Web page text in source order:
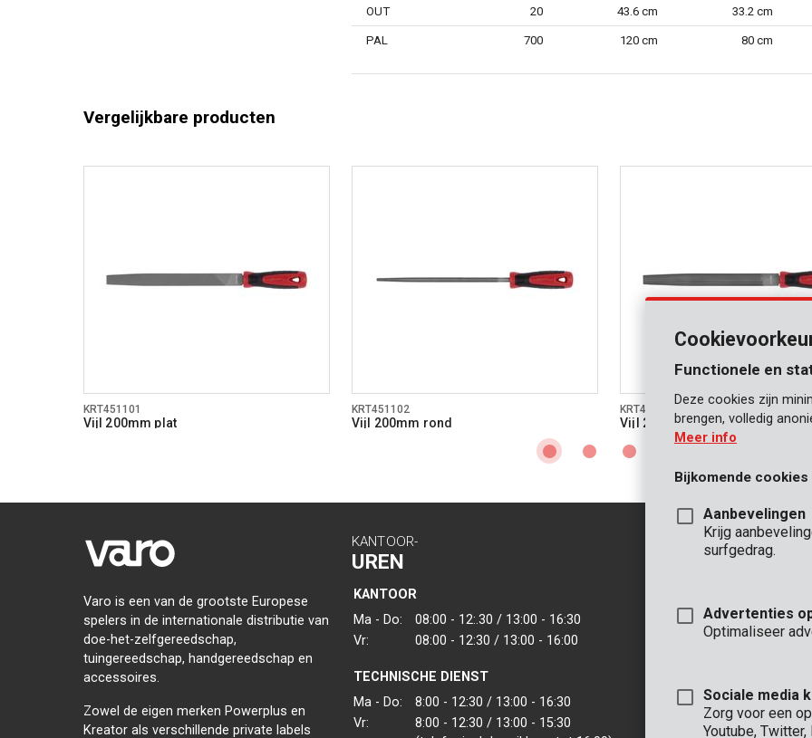
OUT 20 43.6 cm 33.2 cm
PAL 700 120 cm 80 cm
Vergelijkbare producten
KRT451101
Vijl 200mm plat
KRT451102
Vijl 200mm rond
KRT451103
Vijl 200mm halfrond
Varo is een van de grootste Europese
spelers in de internationale distributie van
doe-het-zelfgereedschap,
tuingereedschap, handgereedschap en
accessoires.
Zowel de eigen merken Powerplus en
Kreator als verschillende private labels
KANTOOR-
UREN
KANTOOR
Ma - Do:
08:00 - 12:.30 / 13:00 - 16:30
Vr:
08:00 - 12:30 / 13:00 - 16:00
TECHNISCHE DIENST
Ma - Do:
8:00 - 12:30 / 13:00 - 16:30
Vr:
8:00 - 12:30 / 13:00 - 15:30
CONTACT
INFO
VARO - Vic. Van
Joseph Van
VARO IBERICA
Functionele en
Deze cookies zijn
brengen, volledig
Meer info
Bijkomende cookies
Aanbevelingen
Krijg
surfgedrag.
Advertenties
Optimaliseer
Sociale media
Zorg voor een
Youtube,